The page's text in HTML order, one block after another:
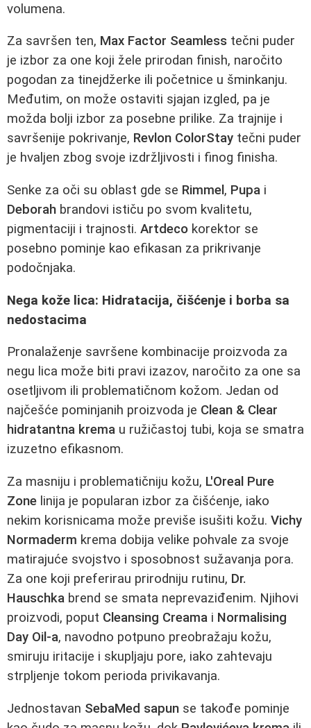
volumena.
Za savršen ten, Max Factor Seamless tečni puder
je izbor za one koji žele prirodan finish, naročito
pogodan za tinejdžerke ili početnice u šminkanju.
Međutim, on može ostaviti sjajan izgled, pa je
možda bolji izbor za posebne prilike. Za trajnije i
savršenije pokrivanje, Revlon ColorStay tečni puder
je hvaljen zbog svoje izdržljivosti i finog finisha.
Senke za oči su oblast gde se Rimmel , Pupa i
Deborah brandovi ističu po svom kvalitetu,
pigmentaciji i trajnosti. Artdeco korektor se
posebno pominje kao efikasan za prikrivanje
podočnjaka.
Nega kože lica: Hidratacija, čišćenje i borbа sa
nedostacima
Pronalaženje savršene kombinacije proizvoda za
negu lica može biti pravi izazov, naročito za one sa
osetljivom ili problematičnom kožom. Jedan od
najčešće pominjanih proizvoda je Clean & Clear
hidratantna krema u ružičastoj tubi, koja se smatra
izuzetno efikasnom.
Za masniju i problematičniju kožu, L'Oreal Pure
Zone linija je popularan izbor za čišćenje, iako
nekim korisnicama može previše isušiti kožu. Vichy
Normaderm krema dobija velike pohvale za svoje
matirajuće svojstvo i sposobnost sužavanja pora.
Za one koji preferirau prirodniju rutinu, Dr.
Hauschka brend se smata neprevaziđenim. Njihovi
proizvodi, poput Cleansing Creama i Normalising
Day Oil-a, navodno potpuno preobražaju kožu,
smiruju iritacije i skupljaju pore, iako zahtevaju
strpljenje tokom perioda privikavanja.
Jednostavan SebaMed sapun se takođe pominje